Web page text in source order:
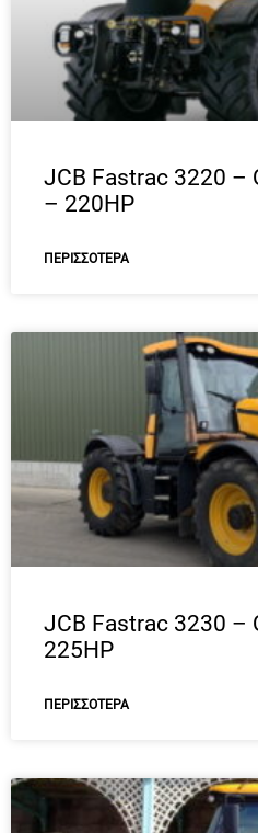
JCB Fastrac 3220 –
– 220HP
ΠΕΡΙΣΣΌΤΕΡΑ
JCB Fastrac 3230 –
225HP
ΠΕΡΙΣΣΌΤΕΡΑ